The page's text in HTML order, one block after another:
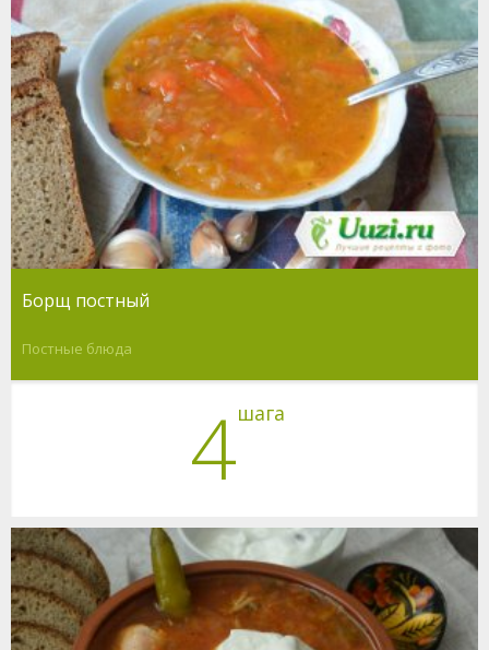
Борщ постный
Постные блюда
4шага